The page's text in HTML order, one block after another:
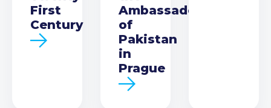
First
Century
Ambassador
of
Pakistan
in
Prague